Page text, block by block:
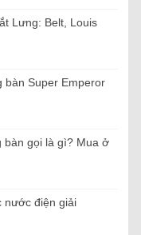
Lưng: Belt, Louis
bàn Super Emperor
bàn gọi là gì? Mua ở
nước điện giải